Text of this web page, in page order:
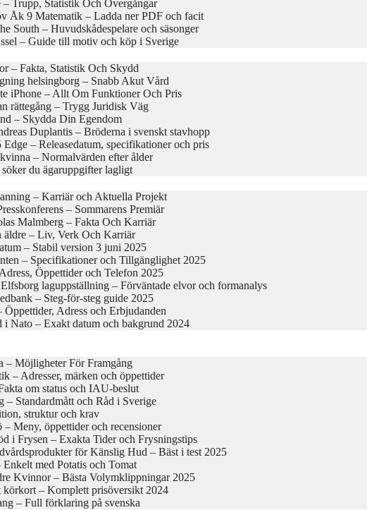
Trupp, Statistik Och Övergångar
Åk 9 Matematik – Ladda ner PDF och facit
South – Huvudskådespelare och säsonger
– Guide till motiv och köp i Sverige
– Fakta, Statistik Och Skydd
helsingborg – Snabb Akut Vård
iPhone – Allt Om Funktioner Och Pris
rättegång – Trygg Juridisk Väg
– Skydda Din Egendom
Duplantis – Bröderna i svenskt stavhopp
Edge – Releasedatum, specifikationer och pris
– Normalvärden efter ålder
du ägaruppgifter lagligt
– Karriär och Aktuella Projekt
– Sommarens Premiär
Malmberg – Fakta Och Karriär
äldre – Liv, Verk Och Karriär
– Stabil version 3 juni 2025
– Specifikationer och Tillgänglighet 2025
Öppettider och Telefon 2025
laguppställning – Förväntade elvor och formanalys
– Steg-för-steg guide 2025
Adress och Erbjudanden
i Nato – Exakt datum och bakgrund 2024
– Möjligheter För Framgång
– Adresser, märken och öppettider
om status och IAU-beslut
Standardmått och Råd i Sverige
struktur och krav
Meny, öppettider och recensioner
i Frysen – Exakta Tider och Frysningstips
för Känslig Hud – Bäst i test 2025
med Potatis och Tomat
Kvinnor – Bästa Volymklippningar 2025
körkort – Komplett prisöversikt 2024
– Full förklaring på svenska